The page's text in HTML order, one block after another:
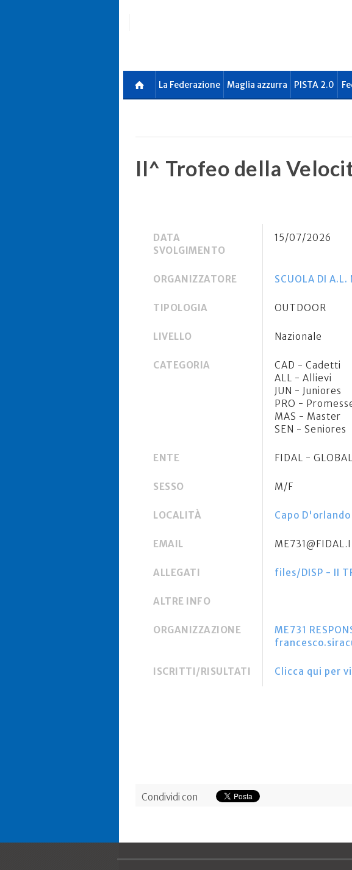
La Federazione Maglia azzurra PISTA 2.0
II^ Trofeo della
DATA
SVOLGIMENTO
15/07/2026
ORGANIZZATORE SCUOLA DI A.L.
TIPOLOGIA OUTDOOR
LIVELLO Nazionale
CATEGORIA
CAD - Cadetti
ALL - Allievi
JUN - Juniores
PRO -
MAS - Master
SEN - Seniores
ENTE FIDAL -
SESSO M/F
LOCALITÀ Capo D'orlando
EMAIL
ALLEGATI files/DISP - II
ALTRE INFO
ORGANIZZAZIONE
ME731
ISCRITTI/RISULTATI Clicca qui per
Condividi con